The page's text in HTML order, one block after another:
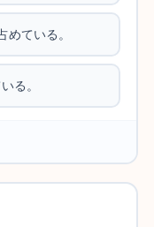
めている。
る。